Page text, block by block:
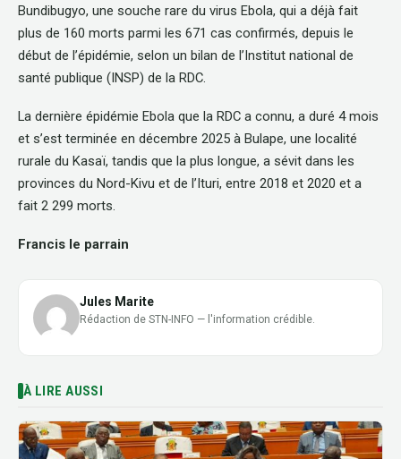
Bundibugyo, une souche rare du virus Ebola, qui a déjà fait
plus de 160 morts parmi les 671 cas confirmés, depuis le
début de l’épidémie, selon un bilan de l’Institut national de
santé publique (INSP) de la RDC.
La dernière épidémie Ebola que la RDC a connu, a duré 4 mois
et s’est terminée en décembre 2025 à Bulape, une localité
rurale du Kasaï, tandis que la plus longue, a sévit dans les
provinces du Nord-Kivu et de l’Ituri, entre 2018 et 2020 et a
fait 2 299 morts.
Francis le parrain
Jules Marite
Rédaction de STN-INFO — l'information crédible.
À LIRE AUSSI